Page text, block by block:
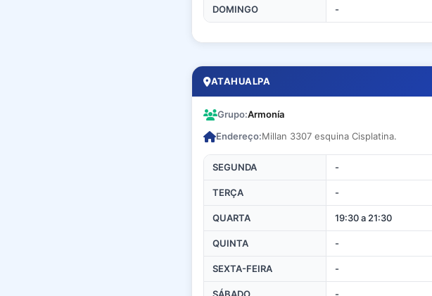
DOMINGO -
ATAHUALPA
Grupo:Armonía
Endereço:Millan 3307 esquina Cisplatina.
SEGUNDA -
TERÇA -
QUARTA 19:30 a 21:30
QUINTA -
SEXTA-FEIRA -